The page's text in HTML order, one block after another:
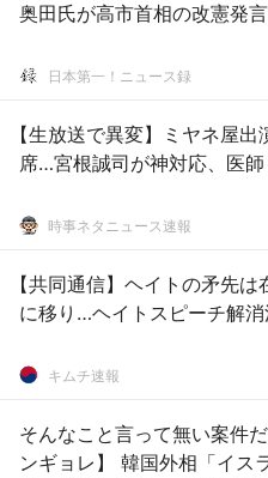
奥田氏が高市首相の改憲発
日本第一！ニュース録
【生放送で異変】ミヤネ屋
席…宮根誠司が神対応、医師
時事ネタニュース速報
【共同通信】ヘイトの矛先
に移り…ヘイトスピーチ解
キムチ速報
そんなこと言って無い案
ンギョレ】 韓国外相「イス